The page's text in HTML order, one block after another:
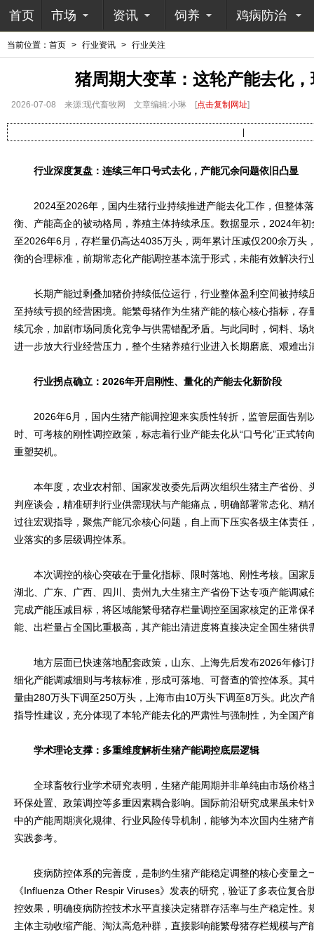
首页 市场 资讯 饲养 鸡病防治
当前位置： 首页 > 行业资讯 > 行业关注
猪周期大变革：这轮产能去化
2026-07-08 来源:现代畜牧网 文章编辑:小琳 [点击复制网址]
行业深度复盘：连续三年口号式去化，产能冗余问题依旧凸显
2024至2026年，国内生猪行业持续推进产能去化工作，但整体
衡、产能高企的被动格局，养殖主体持续承压。数据显示，2024年
至2026年6月，存栏量仍高达4035万头，两年累计压减仅200余万头
衡的合理标准，前期常态化产能调控基本流于形式，未能有效解决行
长期产能过剩叠加猪价持续低位运行，行业整体盈利空间被持续
至持续亏损的经营困境。能繁母猪作为生猪产能的核心核心指标，存
续冗余，加剧市场同质化竞争与供需错配矛盾。与此同时，饲料、场
进一步放大行业经营压力，整个生猪养殖行业进入长期磨底、艰难出
行业拐点确立：2026年开启刚性、量化的产能去化新阶段
2026年6月，国内生猪产能调控迎来实质性转折，监管层面告别
时、可考核的刚性调控政策，标志着行业产能去化从“口号化”正式转
重塑契机。
本年度，农业农村部、国家发改委先后两次组织生猪主产省份、
判座谈会，精准研判行业供需现状与产能痛点，明确部署常态化、
过往宏观指导，聚焦产能冗余核心问题，自上而下压实各级主体责任
业落实的多层级调控体系。
本次调控的核心突破在于量化指标、限时落地、刚性考核。国家
湖北、广东、广西、四川、贵州九大生猪主产省份下达专项产能调
完成产能压减目标，将区域能繁母猪存栏量调控至国家核定的正常保
能、出栏量占全国比重极高，其产能出清进度将直接决定全国生猪供
地方层面已快速落地配套政策，山东、上海先后发布2026年修订
细化产能调减细则与考核标准，形成可落地、可督查的管控体系。其
量由280万头下调至250万头，上海市由10万头下调至8万头。此次
指导性建议，充分体现了本轮产能去化的严肃性与强制性，为全国产
学术理论支撑：多重维度解析生猪产能调控底层逻辑
全球畜牧行业学术研究表明，生猪产能周期并非单纯由市场价格
环保处置、政策调控等多重因素耦合影响。国际前沿研究成果虽未针
中的产能周期演化规律、行业风险传导机制，能够为本次国内生猪产
实践参考。
疫病防控体系的完善度，是制约生猪产能稳定调整的核心变量之
《Influenza Other Respir Viruses》发表的研究，验证了多表位复合
控效果，明确疫病防控技术水平直接决定猪群存活率与生产稳定性。
主体主动收缩产能、淘汰高危种群，直接影响能繁母猪存栏规模与